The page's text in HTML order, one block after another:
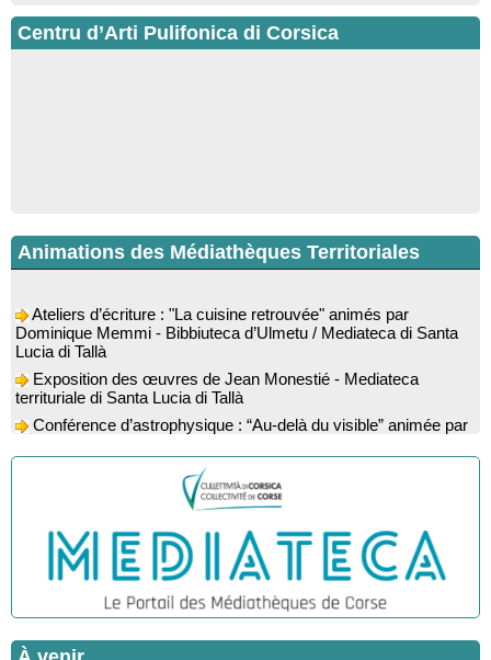
Centru d’Arti Pulifonica di Corsica
Animations des Médiathèques Territoriales
Dominique Memmi - Bibbiuteca d’Ulmetu / Mediateca di Santa
Lucia di Tallà
territuriale di Santa Lucia di Tallà
l’astrophysicien Paul Guerrini - Médiathèque - Pitretu è
Exposition des œuvres de Dominique Malberti Morin :
"Racines, peintures acryliques et aquarelles" - Mediateca
territuriale di Santa Lucia di Tallà
Animation : "Petits lecteurs" - Médiathèque - Pitretu è
Bicchisgià
Veillée de contes à la forêt enchantée "U Mondu ditu
mignuleddu" par la Caravane de Conteurs - Currà
patrimoine religieux, roman, thermal et littéraire - Spaziu Jean-